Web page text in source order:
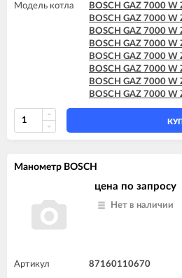
Модель котла
BOSCH GAZ 7000 W
BOSCH GAZ 7000 W
BOSCH GAZ 7000 W
BOSCH GAZ 7000 W
BOSCH GAZ 7000
BOSCH GAZ 7000 W
BOSCH GAZ 7000
BOSCH GAZ 7000 W
Манометр BOSCH
цена по запросу
Нет в наличии
Артикул 87160110670